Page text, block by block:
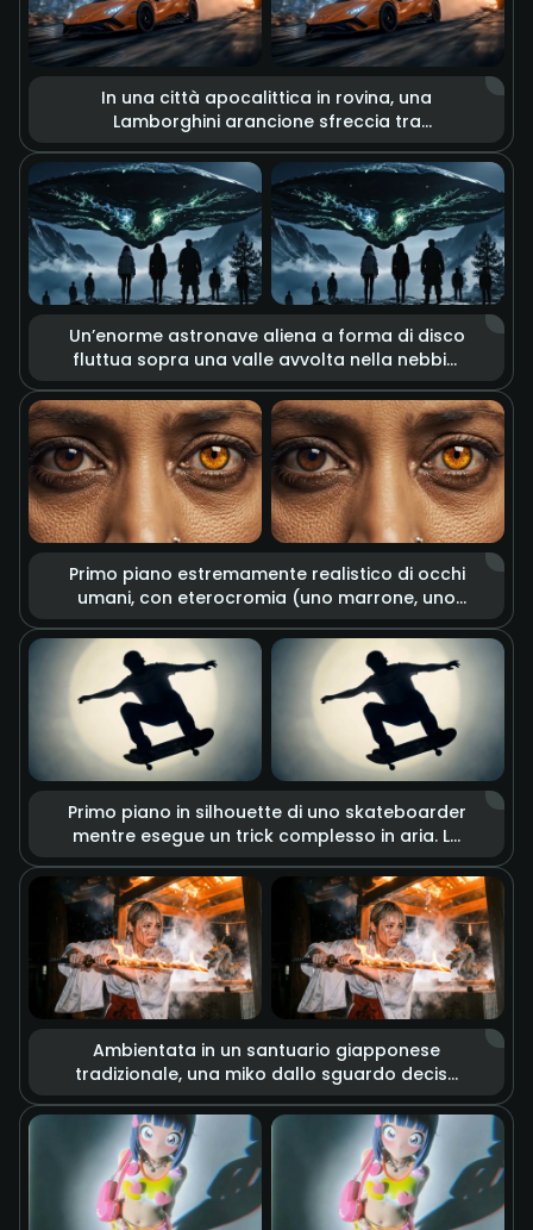
In una città apocalittica in rovina, una
Lamborghini arancione sfreccia tra
tra toni freddi e caldi enfatizza l’atmosfera
drammatica e la velocità, creando
un’estetica cinematografica di distruzione.
Un’enorme astronave aliena a forma di disco
fluttua sopra una valle avvolta nella nebbia,
persone osservano la scena, creando
un’atmosfera tesa e misteriosa in stile
fantascientifico.
Primo piano estremamente realistico di occhi
umani, con eterocromia (uno marrone, uno
L’obiettivo cattura ogni dettaglio: texture
della pelle, pori, il leggero tremolio delle
ciglia. Con un’illuminazione drammatica, lo
sguardo trasmette emozioni profonde e
complesse.
Primo piano in silhouette di uno skateboarder
mentre esegue un trick complesso in aria. Lo
tratto grezzo, con uno sfondo illuminato da
un forte riflettore circolare. Il rallentatore
enfatizza ogni movimento, creando
un’estetica urbana e dal sapore rétro.
Ambientata in un santuario giapponese
tradizionale, una miko dallo sguardo deciso
fiamme intense e realistiche, con scintille e
fumo nell’aria. L’illuminazione
cinematografica accentua la tensione di uno
scontro imminente, come in una scena
d’azione.